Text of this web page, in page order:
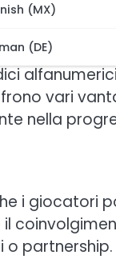
(MX)
(DE)
vari
nella
i giocatori
o partnership.